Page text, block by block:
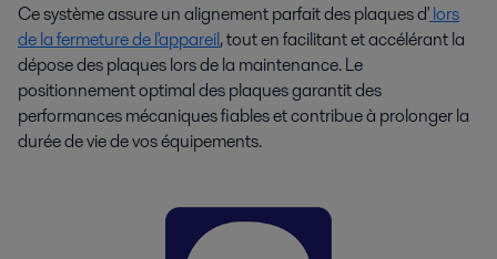
Ce système assure un alignement parfait des plaques d'lors
de la fermeture de l'appareil, tout en facilitant et accélérant la
dépose des plaques lors de la maintenance. Le
positionnement optimal des plaques garantit des
performances mécaniques fiables et contribue à prolonger la
durée de vie de vos équipements.